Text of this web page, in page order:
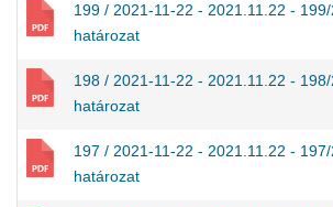
199 / 2021-11-22 - 2021.11.22 -
határozat
198 / 2021-11-22 - 2021.11.22 -
határozat
197 / 2021-11-22 - 2021.11.22 -
határozat